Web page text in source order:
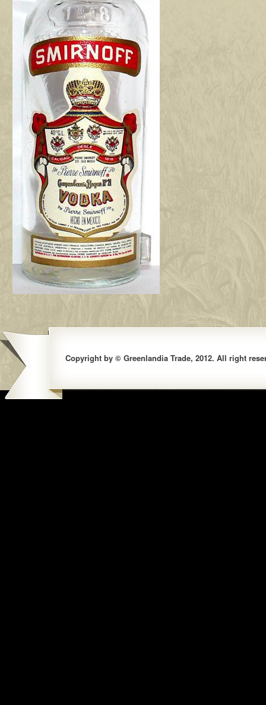
Copyright by © Greenlandia Trade, 2012. All right